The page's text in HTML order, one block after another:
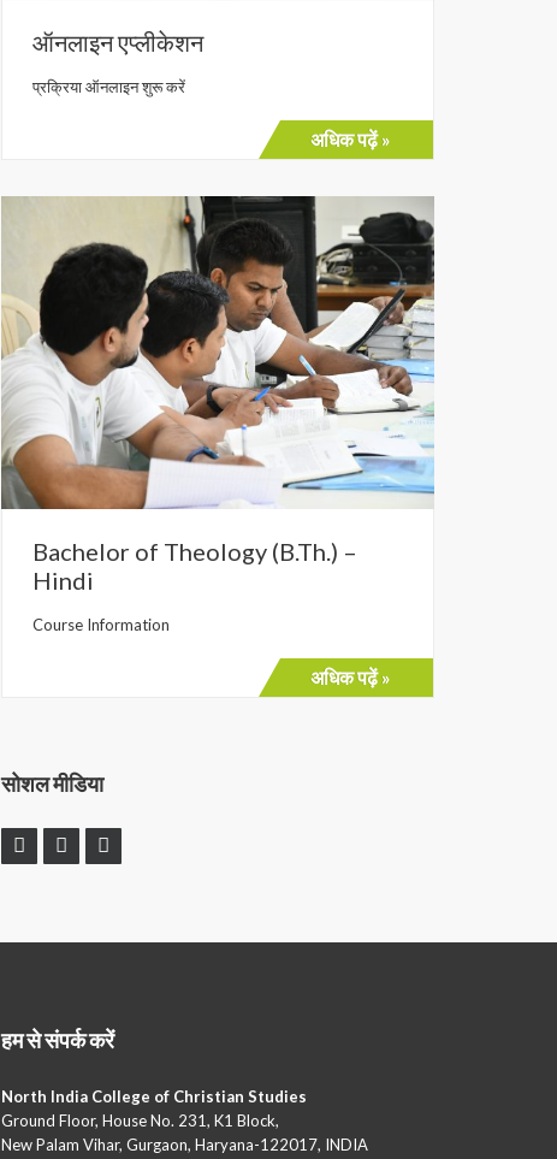
ऑनलाइन एप्लीकेशन
प्रक्रिया ऑनलाइन शुरू करें
अधिक पढ़ें »
Bachelor of Theology (B.Th.) –
Hindi
Course Information
अधिक पढ़ें »
सोशल मीडिया
हम से संपर्क करें
North India College of Christian Studies
Ground Floor, House No. 231, K1 Block,
New Palam Vihar, Gurgaon, Haryana-122017, INDIA